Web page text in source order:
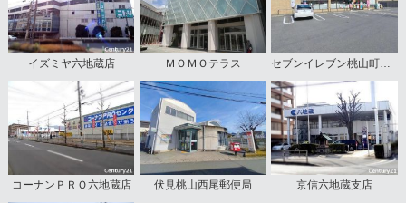
イズミヤ六地蔵店 ＭＯＭＯテラス
コーナンＰＲＯ六地蔵店 伏見桃山西尾郵便局 京信六地蔵支店